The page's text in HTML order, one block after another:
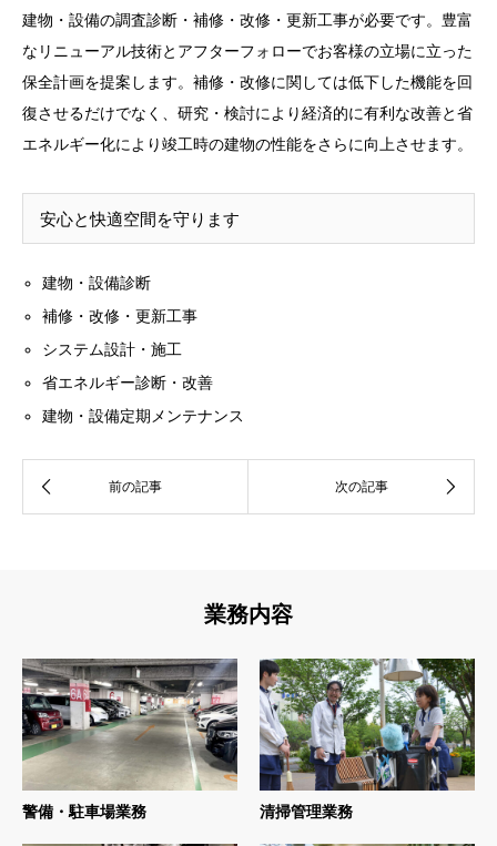
建物・設備の調査診断・補修・改修・更新工事が必要です。豊富
なリニューアル技術とアフターフォローでお客様の立場に立った
保全計画を提案します。補修・改修に関しては低下した機能を回
復させるだけでなく、研究・検討により経済的に有利な改善と省
エネルギー化により竣工時の建物の性能をさらに向上させます。
安心と快適空間を守ります
建物・設備診断
補修・改修・更新工事
システム設計・施工
省エネルギー診断・改善
建物・設備定期メンテナンス
業務内容
警備・駐車場業務 清掃管理業務